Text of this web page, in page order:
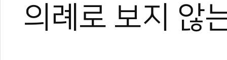
의례로 보지 않